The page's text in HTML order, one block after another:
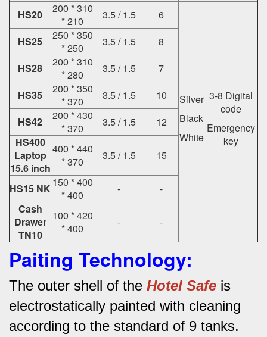
HS20
200 * 310
* 210
3.5 / 1.5 6
Silver
Black
White
3-8 Digital
code
Emergency
key
HS25
250 * 350
* 250
3.5 / 1.5
8
HS28
200 * 310
* 280
3.5 / 1.5
7
HS35
200 * 350
* 370
3.5 / 1.5
10
HS42
200 * 430
* 370
3.5 / 1.5
12
HS400
Laptop
15.6 inch
400 * 440
* 370
3.5 / 1.5 15
HS15 NK 150 * 400
* 400
-
-
Cash
Drawer
TN10
100 * 420
* 400
- -
Paiting Technology:
The outer shell of the Hotel Safe is
electrostatically painted with cleaning
according to the standard of 9 tanks.